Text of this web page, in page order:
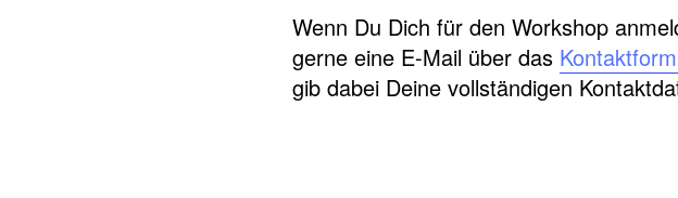
Wenn Du Dich für den Workshop
gerne eine E-Mail über das
gib dabei Deine vollständigen